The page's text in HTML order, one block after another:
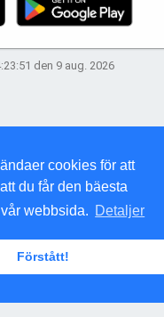
cookies för att
du får den bäesta
webbsida. Detaljer
Förstått!
den 9 aug. 2026